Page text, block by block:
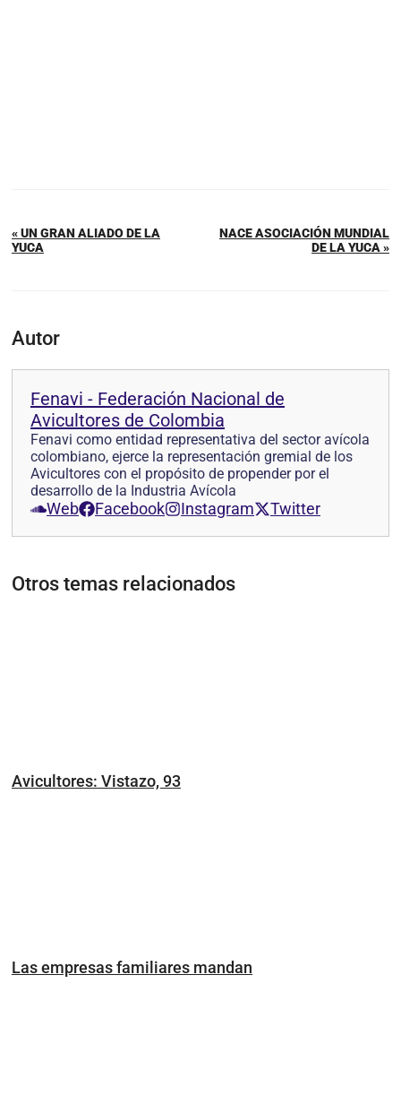
« UN GRAN ALIADO DE LA
YUCA
NACE ASOCIACIÓN MUNDIAL
DE LA YUCA »
Autor
Fenavi - Federación Nacional de
Avicultores de Colombia
Fenavi como entidad representativa del sector avícola
colombiano, ejerce la representación gremial de los
Avicultores con el propósito de propender por el
desarrollo de la Industria Avícola
Web Facebook Instagram Twitter
Otros temas relacionados
Avicultores: Vistazo, 93
Las empresas familiares mandan